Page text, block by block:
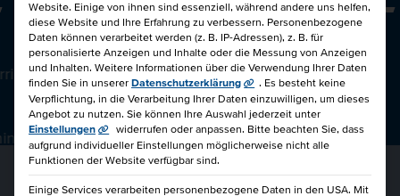
FÜHRUNGSPRAXIS: FÜHREN UNTER DRUCK
Website. Einige von ihnen sind essenziell, während andere uns helfen,
diese Website und Ihre Erfahrung zu verbessern. Personenbezogene
Daten können verarbeitet werden (z. B. IP-Adressen), z. B. für
personalisierte Anzeigen und Inhalte oder die Messung von Anzeigen
und Inhalten. Weitere Informationen über die Verwendung Ihrer Daten
finden Sie in unserer Datenschutzerklärung . Es besteht keine
Verpflichtung, in die Verarbeitung Ihrer Daten einzuwilligen, um dieses
Angebot zu nutzen. Sie können Ihre Auswahl jederzeit unter
Einstellungen
widerrufen oder anpassen. Bitte beachten Sie, dass
aufgrund individueller Einstellungen möglicherweise nicht alle
Funktionen der Website verfügbar sind.
Einige Services verarbeiten personenbezogene Daten in den USA. Mit